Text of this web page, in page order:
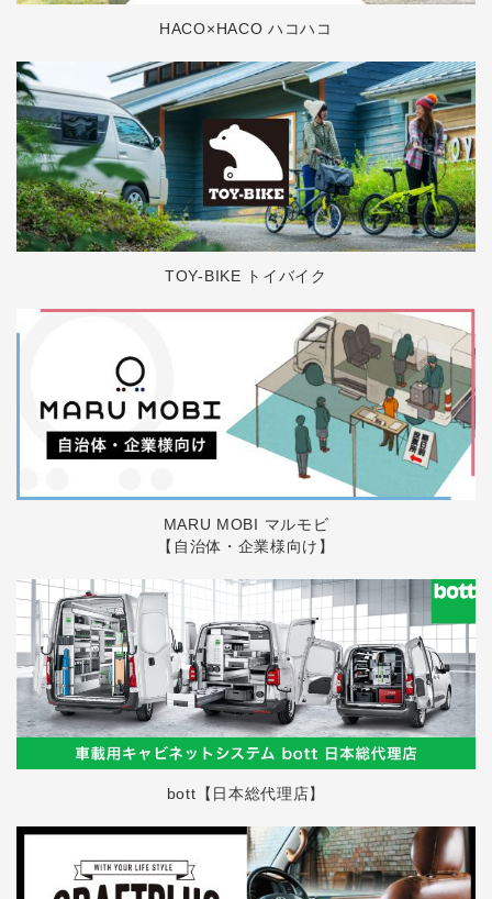
HACO×HACO ハコハコ
TOY-BIKE トイバイク
MARU MOBI マルモビ
【自治体・企業様向け】
bott【日本総代理店】